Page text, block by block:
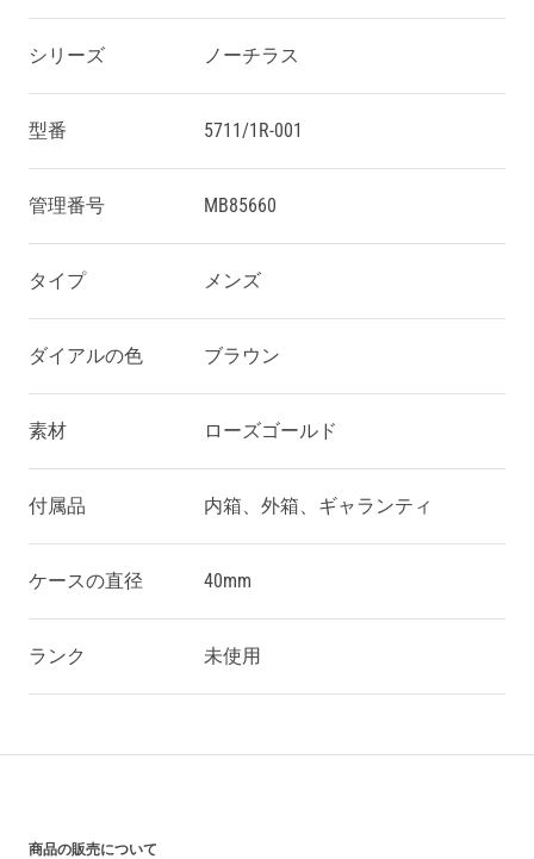
シリーズ ノーチラス
型番 5711/1R-001
管理番号 MB85660
タイプ メンズ
ダイアルの色 ブラウン
素材 ローズゴールド
付属品 内箱、外箱、ギャランティ
ケースの直径 40mm
ランク 未使用
商品の販売について